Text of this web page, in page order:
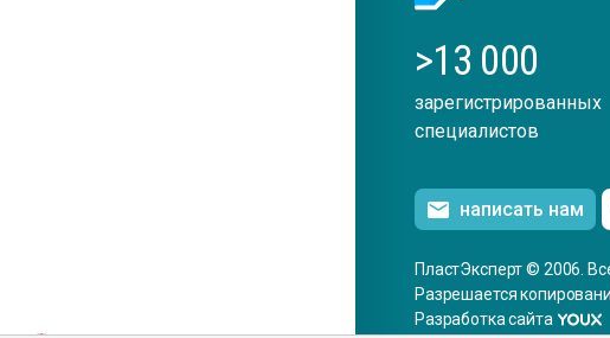
>13 000
зарегистрированных
специалистов
написать нам
ПластЭксперт © 2006.
Разрешается
Разработка сайта